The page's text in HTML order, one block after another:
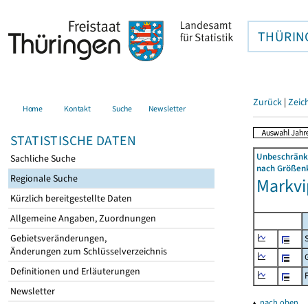
Home Kontakt Suche Newsletter
STATISTISCHE DATEN
Sachliche Suche
Regionale Suche
Kürzlich bereitgestellte Daten
Allgemeine Angaben, Zuordnungen
Gebietsveränderungen,
Änderungen zum Schlüsselverzeichnis
Definitionen und Erläuterungen
Newsletter
Zurück |
nach